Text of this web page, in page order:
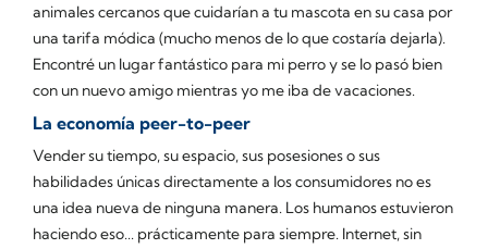
animales cercanos que cuidarían a tu mascota en su casa por
una tarifa módica (mucho menos de lo que costaría dejarla).
Encontré un lugar fantástico para mi perro y se lo pasó bien
con un nuevo amigo mientras yo me iba de vacaciones.
La economía peer-to-peer
Vender su tiempo, su espacio, sus posesiones o sus
habilidades únicas directamente a los consumidores no es
una idea nueva de ninguna manera. Los humanos estuvieron
haciendo eso... prácticamente para siempre. Internet, sin